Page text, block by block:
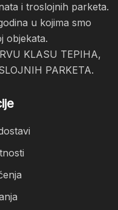
i troslojnih parketa.
u kojima smo
objekata.
KLASU TEPIHA,
PARKETA.